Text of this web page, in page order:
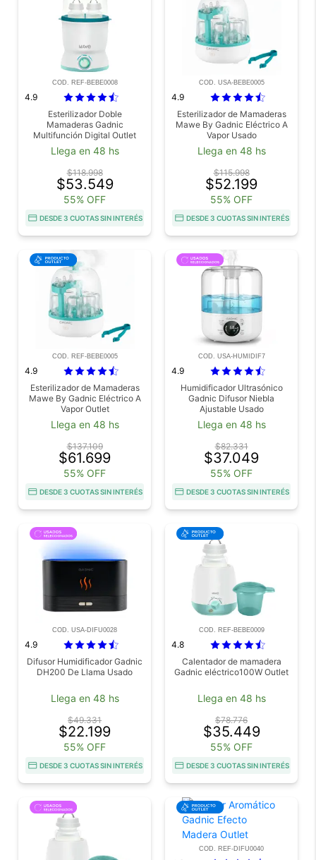
COD. REF-BEBE0008
4.9
Esterilizador Doble
Mamaderas Gadnic
Multifunción Digital Outlet
Llega en 48 hs
$118.998
$53.549
55% OFF
DESDE 3 CUOTAS SIN INTERÉS
COD. USA-BEBE0005
4.9
Esterilizador de Mamaderas
Mawe By Gadnic Eléctrico A
Vapor Usado
Llega en 48 hs
$115.998
$52.199
55% OFF
DESDE 3 CUOTAS SIN INTERÉS
COD. REF-BEBE0005
4.9
Esterilizador de Mamaderas
Mawe By Gadnic Eléctrico A
Vapor Outlet
Llega en 48 hs
$137.109
$61.699
55% OFF
DESDE 3 CUOTAS SIN INTERÉS
COD. USA-HUMIDIF7
4.9
Humidificador Ultrasónico
Gadnic Difusor Niebla
Ajustable Usado
Llega en 48 hs
$82.331
$37.049
55% OFF
DESDE 3 CUOTAS SIN INTERÉS
COD. USA-DIFU0028
4.9
Difusor Humidificador Gadnic
DH200 De Llama Usado
Llega en 48 hs
$49.331
$22.199
55% OFF
DESDE 3 CUOTAS SIN INTERÉS
COD. REF-BEBE0009
4.8
Calentador de mamadera
Gadnic eléctrico100W Outlet
Llega en 48 hs
$78.776
$35.449
55% OFF
DESDE 3 CUOTAS SIN INTERÉS
COD. REF-DIFU0040